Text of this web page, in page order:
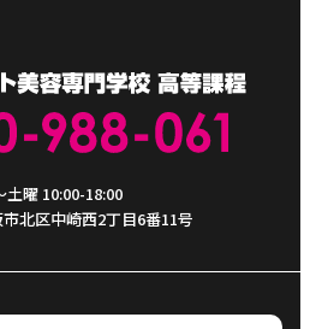
土曜 10:00-18:00
北区中崎西2丁目6番11号